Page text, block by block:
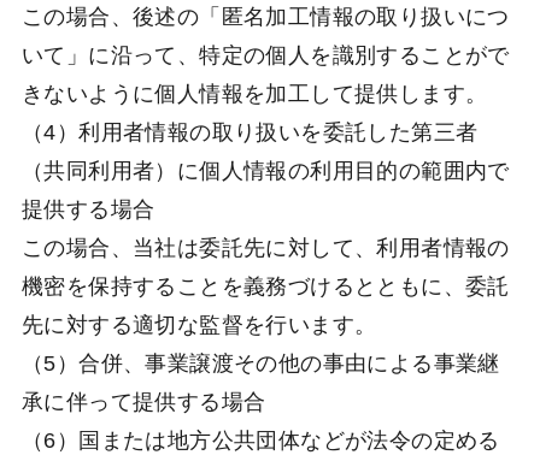
この場合、後述の「匿名加工情報の取り扱いにつ
いて」に沿って、特定の個人を識別することがで
きないように個人情報を加工して提供します。
（4）利用者情報の取り扱いを委託した第三者
（共同利用者）に個人情報の利用目的の範囲内で
提供する場合
この場合、当社は委託先に対して、利用者情報の
機密を保持することを義務づけるとともに、委託
先に対する適切な監督を行います。
（5）合併、事業譲渡その他の事由による事業継
承に伴って提供する場合
（6）国または地方公共団体などが法令の定める